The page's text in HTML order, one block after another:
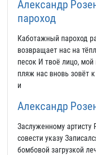
Александр
пароход
Каботажный пароход
возвращает нас на
песок И твоё лицо,
пляж нас вновь зовёт
и
Александр
Заслуженному
совести указу
бомбовой загрузкой